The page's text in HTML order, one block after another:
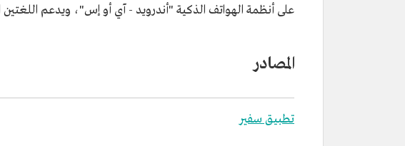
على أنظمة الهواتف الذكية "أندرويد - آي أو إس"، ويدعم اللغتين
المصادر
تطبيق سفير